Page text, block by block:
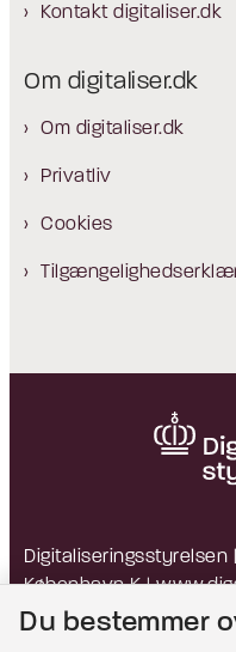
Kontakt digitaliser.dk
Om digitaliser.dk
Om digitaliser.dk
Privatliv
Cookies
Digitaliseringsstyrelsen
København K |
EAN: 5798009814203 |
Du bestemmer